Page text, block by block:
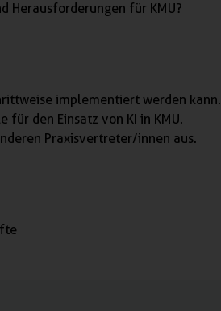
Herausforderungen für KMU?
implementiert werden kann.
für den Einsatz von KI in KMU.
Praxisvertreter/innen aus.